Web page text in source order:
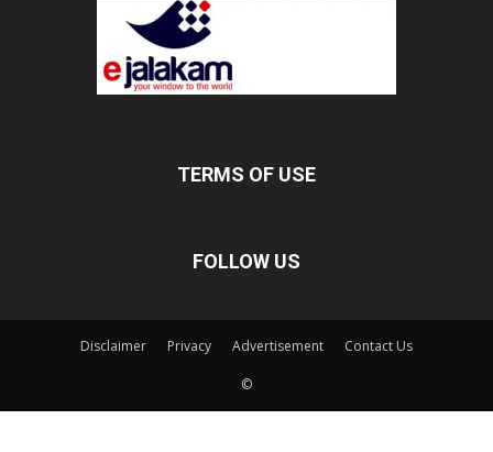
TERMS OF USE
FOLLOW US
Disclaimer Privacy Advertisement Contact Us
©